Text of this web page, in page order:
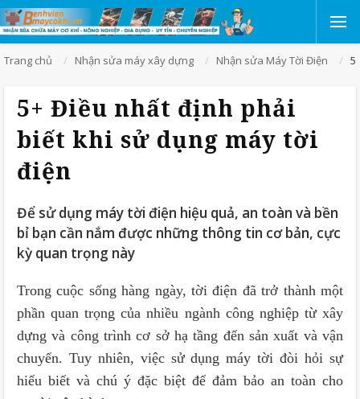
Trang chủ Nhận sửa máy xây dựng Nhận sửa Máy Tời Điện
5+ Điều nhất định phải
biết khi sử dụng máy tời
điện
Để sử dụng máy tời điện hiệu quả, an toàn và bền
bỉ bạn cần nắm được những thông tin cơ bản, cực
kỳ quan trọng này
Trong cuộc sống hàng ngày, tời điện đã trở thành một
phần quan trọng của nhiều ngành công nghiệp từ xây
dựng và công trình cơ sở hạ tầng đến sản xuất và vận
chuyển. Tuy nhiên, việc sử dụng máy tời đòi hỏi sự
hiểu biết và chú ý đặc biệt để đảm bảo an toàn cho